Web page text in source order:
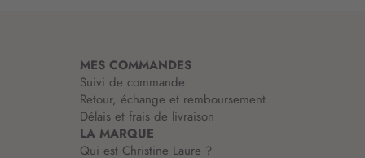
MES COMMANDES
Suivi de commande
Retour, échange et remboursement
Délais et frais de livraison
LA MARQUE
Qui est Christine Laure ?